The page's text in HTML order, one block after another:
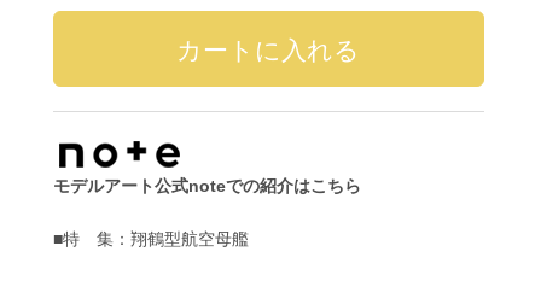
モデルアート公式noteでの紹介はこちら
■特 集：翔鶴型航空母艦